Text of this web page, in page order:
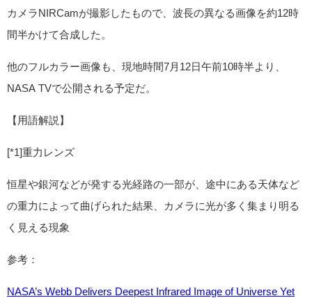
カメラNIRCamが撮影したもので、波長の異なる画像を約12時
間半かけて合成した。
他のフルカラー画像も、現地時間7月12日午前10時半より、
NASA TVで公開される予定だ。
【用語解説】
[*1]重力レンズ
恒星や銀河などが発する光経路の一部が、途中にある天体など
の重力によって曲げられた結果、カメラに光が多く集まり明る
く見える現象
参考：
NASA’s Webb Delivers Deepest Infrared Image of Universe Yet